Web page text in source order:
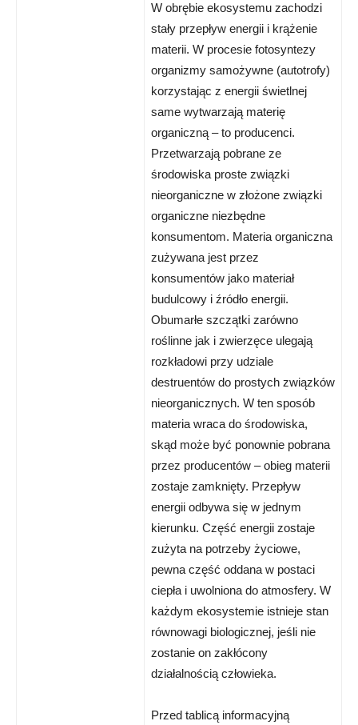
W obrębie ekosystemu zachodzi
stały przepływ energii i krążenie
materii. W procesie fotosyntezy
organizmy samożywne (autotrofy)
korzystając z energii świetlnej
same wytwarzają materię
organiczną – to producenci.
Przetwarzają pobrane ze
środowiska proste związki
nieorganiczne w złożone związki
organiczne niezbędne
konsumentom. Materia organiczna
zużywana jest przez
konsumentów jako materiał
budulcowy i źródło energii.
Obumarłe szczątki zarówno
roślinne jak i zwierzęce ulegają
rozkładowi przy udziale
destruentów do prostych związków
nieorganicznych. W ten sposób
materia wraca do środowiska,
skąd może być ponownie pobrana
przez producentów – obieg materii
zostaje zamknięty. Przepływ
energii odbywa się w jednym
kierunku. Część energii zostaje
zużyta na potrzeby życiowe,
pewna część oddana w postaci
ciepła i uwolniona do atmosfery. W
każdym ekosystemie istnieje stan
równowagi biologicznej, jeśli nie
zostanie on zakłócony
działalnością człowieka.
Przed tablicą informacyjną